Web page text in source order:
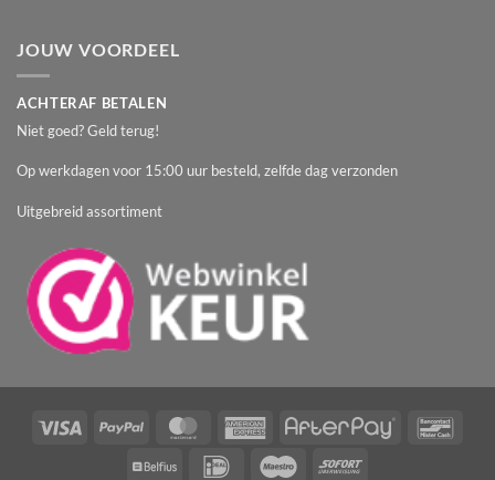
JOUW VOORDEEL
ACHTERAF BETALEN
Niet goed? Geld terug!
Op werkdagen voor 15:00 uur besteld, zelfde dag verzonden
Uitgebreid assortiment
Visa PayPal MasterCardAmerican
AfterPay
Belfius IDeal Maestro Sofort